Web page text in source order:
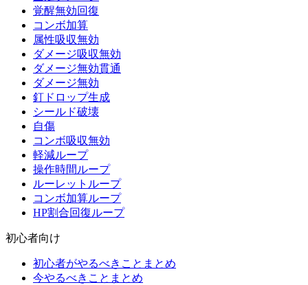
覚醒無効回復
コンボ加算
属性吸収無効
ダメージ吸収無効
ダメージ無効貫通
ダメージ無効
釘ドロップ生成
シールド破壊
自傷
コンボ吸収無効
軽減ループ
操作時間ループ
ルーレットループ
コンボ加算ループ
HP割合回復ループ
初心者向け
初心者がやるべきことまとめ
今やるべきことまとめ